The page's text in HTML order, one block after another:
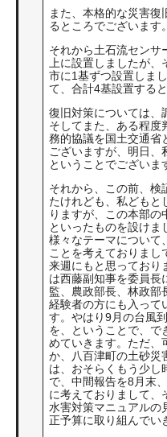
また、本格的な災害復
るところでございます。
それから土石流センサ
上に設置しましたが、
市に1基ずつ設置しま
て、合計4基設置する
復旧対策については、
そしてまた、ある程度
務的協議を国土交通省
ございますが、明日、
ということでございま
それから、この前、検
たけれども、私どもと
りますが、この本部の
といったものを設けま
様々なテーマについて
ことを考えておりまし
来週にもと思っており
は西藤副知事を委員長
監、農政部長、林政部
経験者の方にも入って
す。やはり9月の台風
を、ということで、で
めていきます。ただ、
か、八百津町の土砂災
は、おそらくもう少し
で、中間報告を8月末
に考えておりまして、
水害対策マニュアルの
正予算に取り組んでい